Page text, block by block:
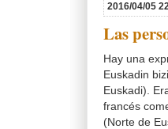
2016/04/05
Las
Hay una
Euskadin
Euskadi).
francés
(Norte de